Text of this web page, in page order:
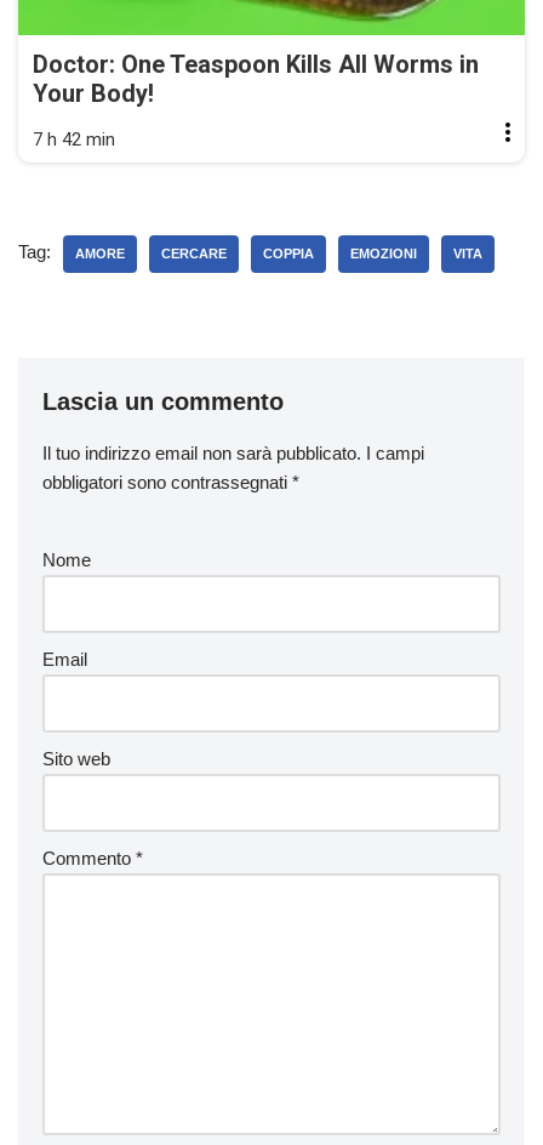
Doctor: One Teaspoon Kills All Worms in
Your Body!
7 h 42 min
Tag: AMORE CERCARE COPPIA EMOZIONI VITA
Lascia un commento
Il tuo indirizzo email non sarà pubblicato. I campi
obbligatori sono contrassegnati *
Nome
Email
Sito web
Commento *